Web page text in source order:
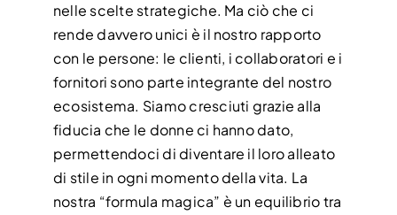
nelle scelte strategiche. Ma ciò che ci
rende davvero unici è il nostro rapporto
con le persone: le clienti, i collaboratori e i
fornitori sono parte integrante del nostro
ecosistema. Siamo cresciuti grazie alla
fiducia che le donne ci hanno dato,
permettendoci di diventare il loro alleato
di stile in ogni momento della vita. La
nostra “formula magica” è un equilibrio tra